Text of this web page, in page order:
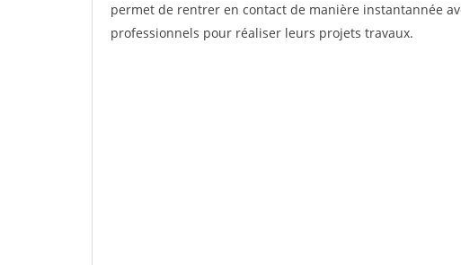
permet de rentrer en contact de manière instantannée
professionnels pour réaliser leurs projets travaux.